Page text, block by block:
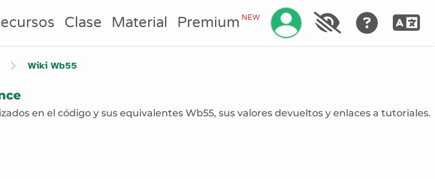
Clase Material PremiumNEW Gestionar su cuenta
Wiki Wb55
en el código y sus equivalentes Wb55, sus valores devueltos y enlaces a tutoriales.